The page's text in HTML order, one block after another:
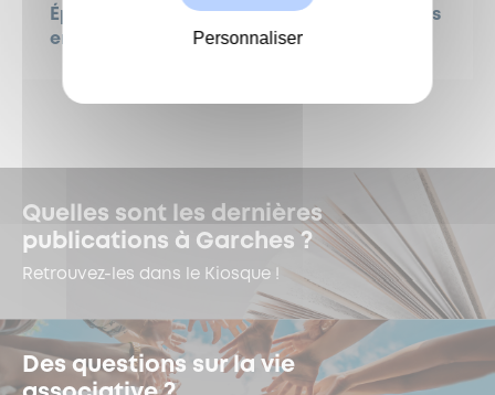
Épisodes de fortes chaleurs : dispositifs mis
en place par la Ville
Quelles sont les dernières
publications à Garches ?
Retrouvez-les dans le Kiosque !
Des questions sur la vie
Personnaliser